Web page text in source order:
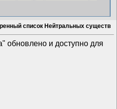
список Нейтральных существ
и доступно для